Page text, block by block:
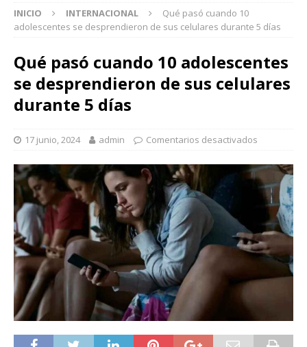
INICIO INTERNACIONAL
Qué pasó cuando 10
adolescentes se desprendieron de sus celulares durante 5 días
Qué pasó cuando 10 adolescentes
se desprendieron de sus celulares
durante 5 días
17 junio, 2024 admin Comentarios desactivados